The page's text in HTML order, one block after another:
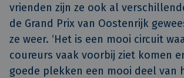
vrienden zijn ze ook al
de Grand Prix van Oostenrijk
ze weer. ‘Het is een mooi circuit
coureurs vaak voorbij ziet komen
goede plekken een mooi deel van